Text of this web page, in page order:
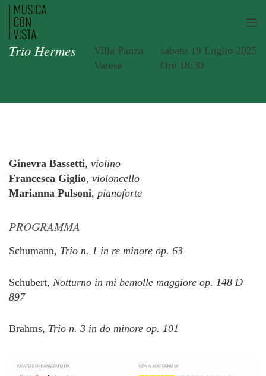
Trio Hermes
Villa Panza
Varese
sabato 19 Luglio 2025
Ore 18:30
Ginevra Bassetti, violino
Francesca Giglio, violoncello
Marianna Pulsoni, pianoforte
PROGRAMMA
Schumann, Trio n. 1 in re minore op. 63
Schubert, Notturno in mi bemolle maggiore op. 148 D
897
Brahms, Trio n. 3 in do minore op. 101